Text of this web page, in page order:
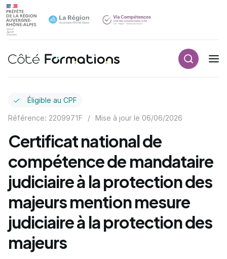
Navigation principale
Éligible au CPF
Référence: 2209971F / Mise à jour le 06/06/2026
Certificat national de
compétence de mandataire
judiciaire à la protection des
majeurs mention mesure
judiciaire à la protection des
majeurs